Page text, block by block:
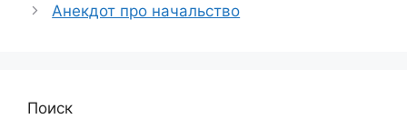
Анекдот про начальство
Поиск